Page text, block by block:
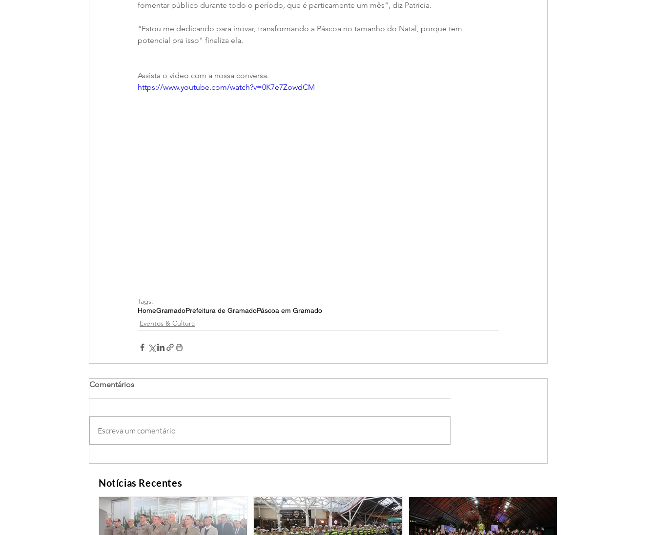
fomentar público durante todo o período, que é particamente um mês", diz Patricia.
"Estou me dedicando para inovar, transformando a Páscoa no tamanho do Natal, porque tem
potencial pra isso" finaliza ela.
Assista o vídeo com a nossa conversa.
https://www.youtube.com/watch?v=0K7e7ZowdCM
Tags:
HomeGramadoPrefeitura de GramadoPáscoa em Gramado
Eventos & Cultura
Comentários
Escreva um comentário
Notícias Recentes